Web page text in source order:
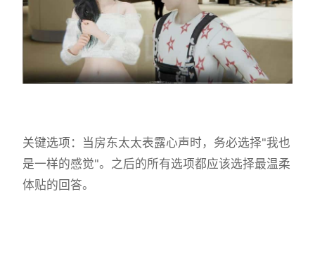
关键选项：当房东太太表露心声时，务必选择"我也
是一样的感觉"。之后的所有选项都应该选择最温柔
体贴的回答。